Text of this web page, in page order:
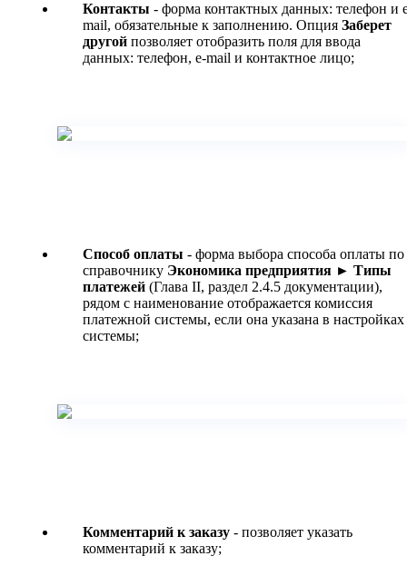
Контакты - форма контактных данных: телефон и
mail, обязательные к заполнению. Опция Заберет
другой позволяет отобразить поля для ввода
данных: телефон, e-mail и контактное лицо;
Способ оплаты - форма выбора способа оплаты по
справочнику Экономика предприятия ► Типы
платежей (Глава II, раздел 2.4.5 документации),
рядом с наименование отображается комиссия
платежной системы, если она указана в настройках
системы;
Комментарий к заказу - позволяет указать
комментарий к заказу;